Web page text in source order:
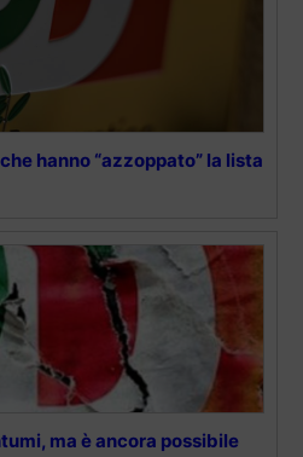
hanno “azzoppato” la lista
ma è ancora possibile